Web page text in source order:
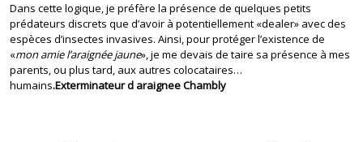
Dans cette logique, je préfère la présence de quelques petits
prédateurs discrets que d’avoir à potentiellement «dealer» avec des
espèces d’insectes invasives. Ainsi, pour protéger l’existence de
«mon amie l’araignée jaune», je me devais de taire sa présence à mes
parents, ou plus tard, aux autres colocataires…
humains.Exterminateur d araignee Chambly